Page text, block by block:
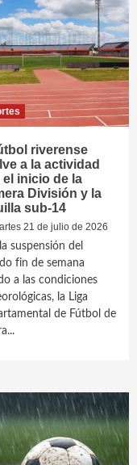
riverense
a la actividad
el inicio de la
División y la
sub-14
21 de julio de 2026
la suspensión del
fin de semana
a las condiciones
la Liga
de Fútbol de